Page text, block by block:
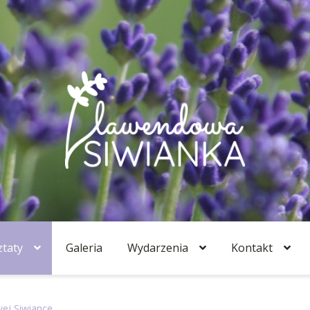
Galeria Wydarzenia Kontakt